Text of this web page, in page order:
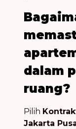
dalam
ruang?
Pilih
Jakarta